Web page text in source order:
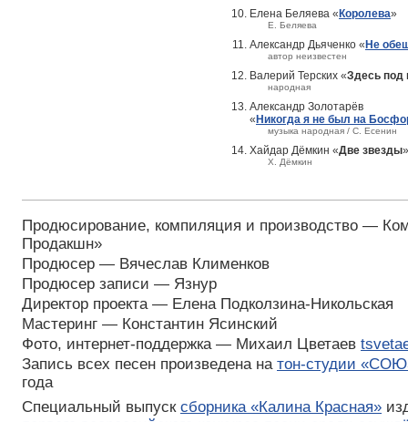
Елена Беляева « Королева»
Е. Беляева
Александр Дьяченко « Не
автор неизвестен
Валерий Терских «Здесь под
народная
Александр Золотарёв
« Никогда я не был на
музыка народная / С. Есенин
Хайдар Дёмкин «Две звезды»
Х. Дёмкин
Продюсирование, компиляция и производство —
Продакшн»
Продюсер — Вячеслав Клименков
Продюсер записи — Язнур
Директор проекта — Елена Подколзина-Никольская
Мастеринг — Константин Ясинский
Фото, интернет-поддержка — Михаил Цветаев
Запись всех песен произведена на тон-студии
года
Специальный выпуск сборника «Калина Красная»